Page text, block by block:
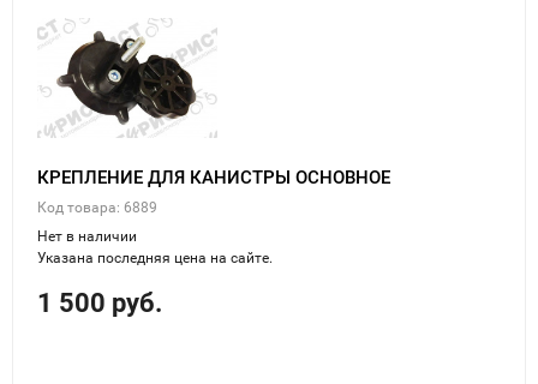
КРЕПЛЕНИЕ ДЛЯ КАНИСТРЫ ОСНОВНОЕ
Код товара: 6889
Нет в наличии
Указана последняя цена на сайте.
1 500 руб.